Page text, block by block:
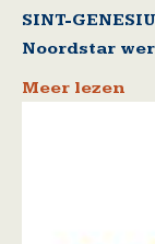
SINT-
Noordstar
Meer lezen